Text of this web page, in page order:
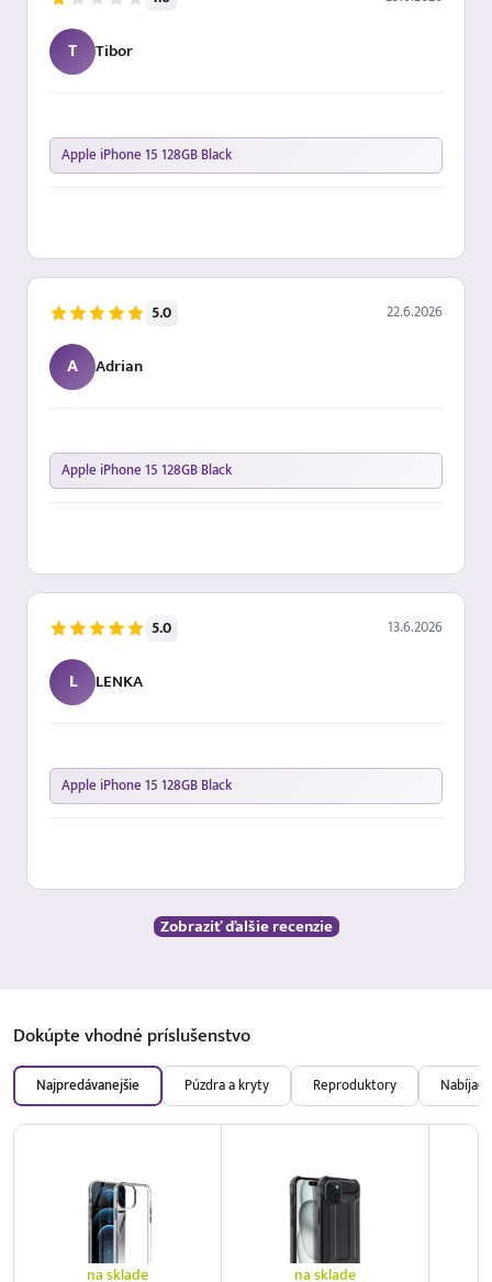
T Tibor
Apple iPhone 15 128GB Black
5.0 22.6.2026
A Adrian
Apple iPhone 15 128GB Black
5.0 13.6.2026
L LENKA
Apple iPhone 15 128GB Black
Zobraziť ďalšie recenzie
Dokúpte vhodné príslušenstvo
Najpredávanejšie Púzdra a kryty Reproduktory
na sklade na sklade